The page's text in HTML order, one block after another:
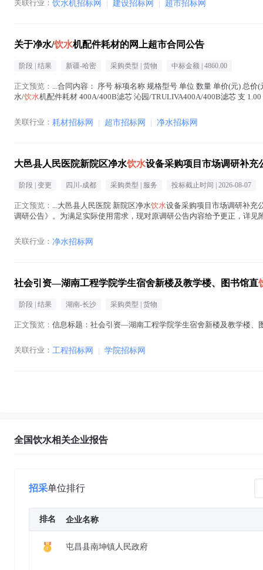
关联行业： 饮水机招标网 | 建设招标网 | 超市招标网
关于净水/饮水机配件耗材的网上超市合同公告
阶段 | 结果 新疆-哈密 采购类型 | 货物 中标金额 | 4860.00
正文预览： ...合同内容： 序号 标项名称 规格型号 单位 数量 单价(元) 总价(
水/饮水机配件耗材 400A/400B滤芯 沁园/TRULIVA400A/400B滤芯 支
关联行业： 耗材招标网 | 超市招标网 | 净水招标网
大邑县人民医院新院区净水饮水设备采购项目市场调研补充
阶段 | 变更 四川-成都 采购类型 | 服务 投标截止时间 | 2026-08-07
正文预览： ...大邑县人民医院 新院区净水饮水设备采购项目市场调研补充
调研公告》。为满足实际使用需求，现对原调研公告内容给予更正，详
关联行业： 净水招标网
社会引资—湖南工程学院学生宿舍新楼及教学楼、图书馆直
阶段 | 结果 湖南-长沙 采购类型 | 货物
正文预览： 信息标题：社会引资—湖南工程学院学生宿舍新楼及教学楼、
关联行业： 工程招标网 | 学院招标网
全国饮水相关企业报告
招采单位排行
排名 企业名称
屯昌县南坤镇人民政府